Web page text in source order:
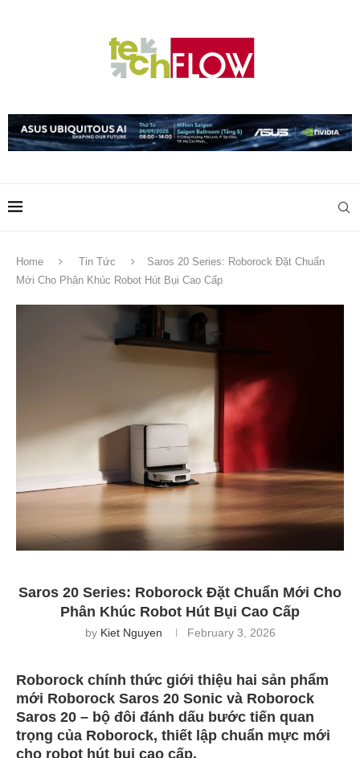
Home Tin Tức
Saros 20 Series: Roborock Đặt Chuẩn
Mới Cho Phân Khúc Robot Hút Bụi Cao Cấp
Saros 20 Series: Roborock Đặt Chuẩn Mới Cho
Phân Khúc Robot Hút Bụi Cao Cấp
by Kiet Nguyen February 3, 2026
Roborock chính thức giới thiệu hai sản phẩm
mới Roborock Saros 20 Sonic và Roborock
Saros 20 – bộ đôi đánh dấu bước tiến quan
trọng của Roborock, thiết lập chuẩn mực mới
cho robot hút bụi cao cấp.